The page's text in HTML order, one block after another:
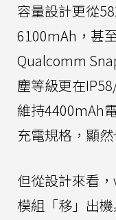
容量設計更從
6100mAh，甚
Qualcomm
塵等級更在
維持4400mAh
充電規格，顯
但從設計來看
模組「移」出